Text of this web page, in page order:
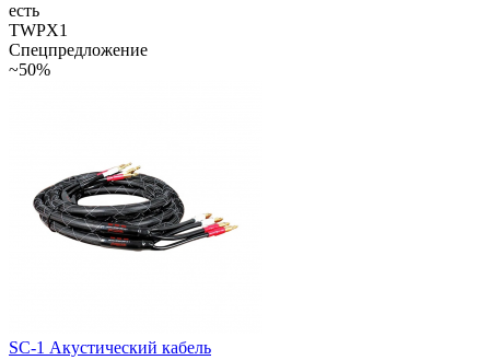
есть
TWPX1
Спецпредложение
~50%
SC-1 Акустический кабель